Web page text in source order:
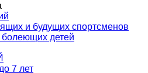
и будущих спортсменов
болеющих детей
7 лет